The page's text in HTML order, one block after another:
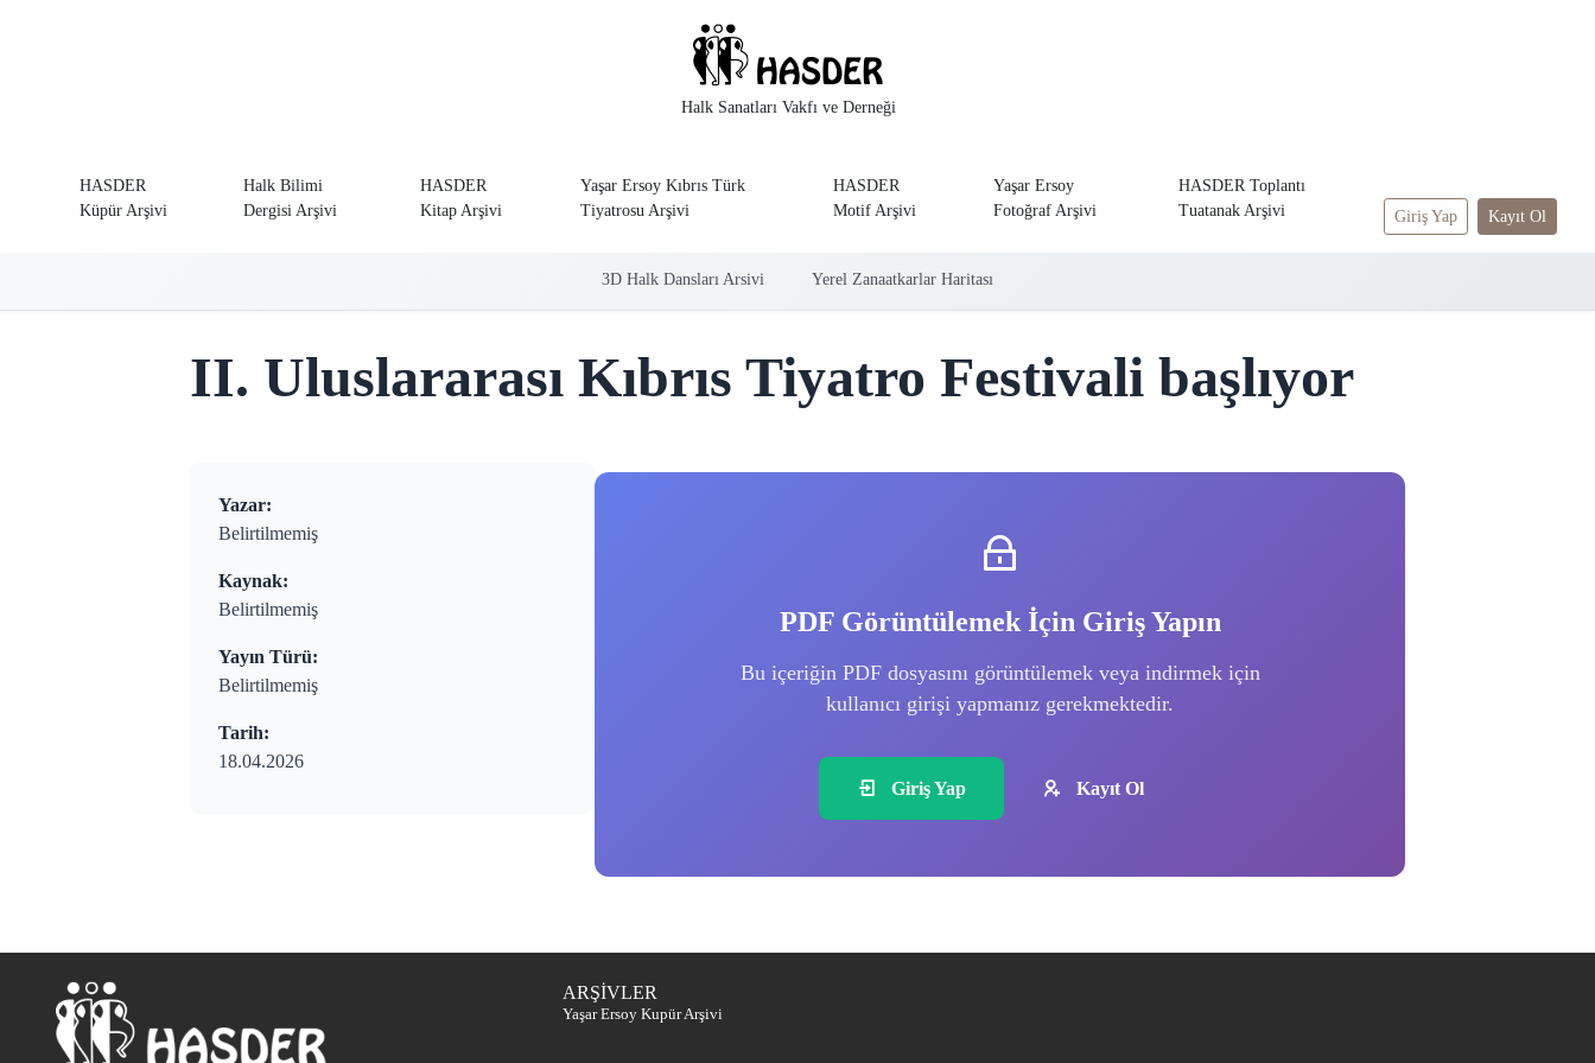
Halk Sanatları Vakfı ve Derneği
HASDER
Küpür Arşivi
Halk Bilimi
Dergisi Arşivi
HASDER
Kitap Arşivi
Yaşar Ersoy Kıbrıs Türk
Tiyatrosu Arşivi
HASDER
Motif Arşivi
Yaşar Ersoy
Fotoğraf Arşivi
HASDER Toplantı
Tuatanak Arşivi
Giriş Yap Kayıt Ol
3D Halk Dansları Arsivi Yerel Zanaatkarlar Haritası
II. Uluslararası Kıbrıs Tiyatro Festivali başlıyor
Yazar:
Belirtilmemiş
Kaynak:
Belirtilmemiş
Yayın Türü:
Belirtilmemiş
Tarih:
18.04.2026
PDF Görüntülemek İçin Giriş Yapın
Bu içeriğin PDF dosyasını görüntülemek veya indirmek için
kullanıcı girişi yapmanız gerekmektedir.
Giriş Yap Kayıt Ol
ARŞİVLER
Yaşar Ersoy Kupür Arşivi